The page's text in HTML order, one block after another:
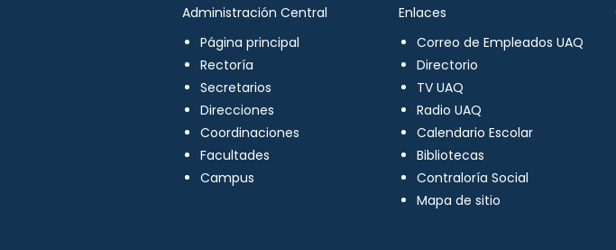
Administración Central
Página principal
Rectoría
Secretarios
Direcciones
Coordinaciones
Facultades
Campus
Enlaces
Correo de Empleados UAQ
Directorio
TV UAQ
Radio UAQ
Calendario Escolar
Bibliotecas
Contraloría Social
Mapa de sitio